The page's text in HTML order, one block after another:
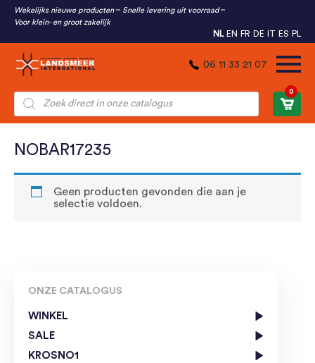
Wekelijks nieuwe producten
Snelle levering uit voorraad
Voor klein- en groot zakelijk
NL EN FR DE IT ES PL
06 11 33 21 07
Producten
zoeken
0
ONZE CATALOGUS
WINKEL
SALE
KROSNO1
NOBAR17235
Geen producten gevonden die aan je
selectie voldoen.